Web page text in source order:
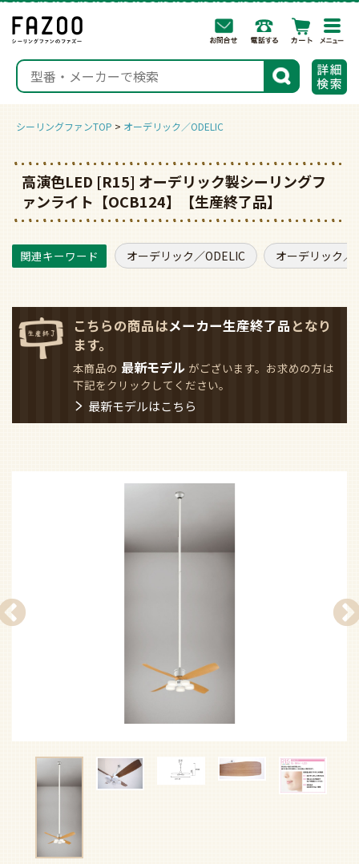
検索
シーリングファンTOP オーデリック／ODELIC
高演色LED [R15] オーデリック製シーリングフ
ァンライト【OCB124】【生産終了品】
オーデリック／ODELIC オーデリック／
こちらの商品はメーカー生産終了品 となり
ます。
本商品の 最新モデル がございます。お求めの方は
下記をクリックしてください。
最新モデルはこちら